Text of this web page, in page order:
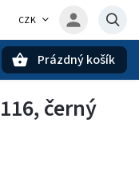
CZK
Prázdný košík
černý